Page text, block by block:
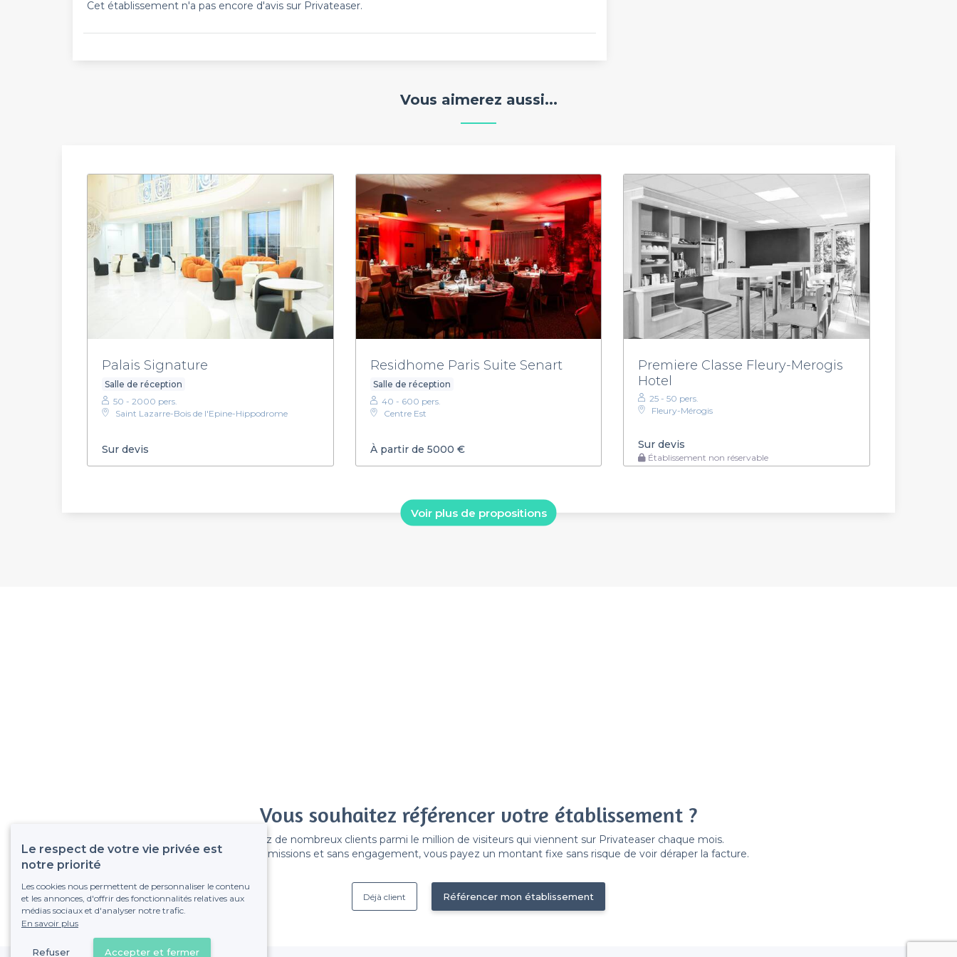
Cet établissement n'a pas encore d'avis sur Privateaser.
Vous aimerez aussi...
Palais Signature
Salle de réception
50 - 2000 pers.
Saint Lazarre-Bois de l'Epine-Hippodrome
Sur devis
Residhome Paris Suite Senart
Salle de réception
40 - 600 pers.
Centre Est
À partir de 5000 €
Premiere Classe Fleury-Merogis
Hotel
25 - 50 pers.
Fleury-Mérogis
Sur devis
Établissement non réservable
Voir plus de propositions
Vous souhaitez référencer votre établissement ?
Gagnez de nombreux clients parmi le million de visiteurs qui viennent sur Privateaser chaque mois.
Pas de commissions et sans engagement, vous payez un montant fixe sans risque de voir déraper la facture.
Référencer mon établissement
Déjà client
Le respect de votre vie privée est
notre priorité
Les cookies nous permettent de personnaliser le contenu
et les annonces, d'offrir des fonctionnalités relatives aux
médias sociaux et d'analyser notre trafic.
En savoir plus
Refuser Accepter et fermer